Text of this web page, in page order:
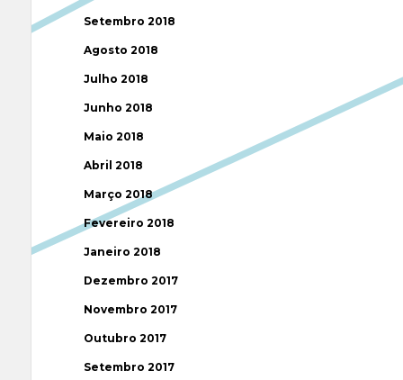
Setembro 2018
Agosto 2018
Julho 2018
Junho 2018
Maio 2018
Abril 2018
Março 2018
Fevereiro 2018
Janeiro 2018
Dezembro 2017
Novembro 2017
Outubro 2017
Setembro 2017